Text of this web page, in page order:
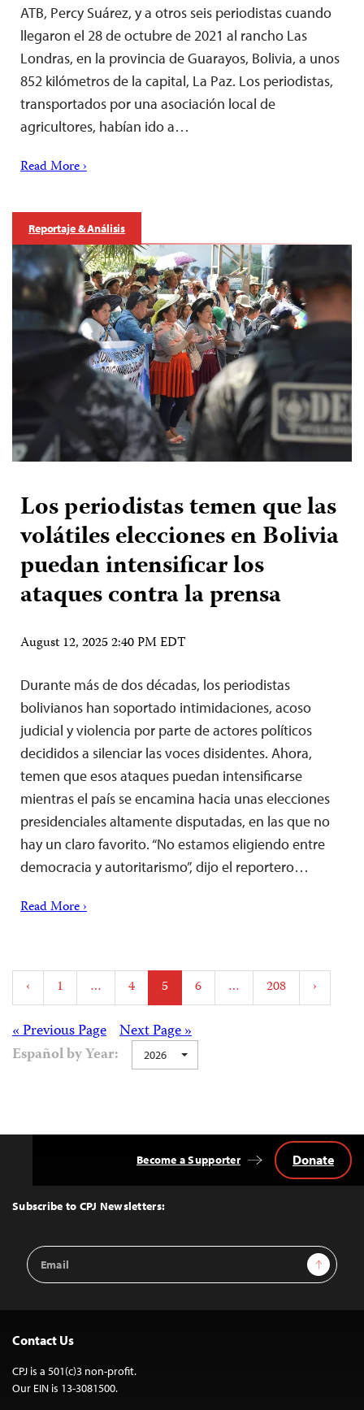
ATB, Percy Suárez, y a otros seis periodistas cuando
llegaron el 28 de octubre de 2021 al rancho Las
Londras, en la provincia de Guarayos, Bolivia, a unos
852 kilómetros de la capital, La Paz. Los periodistas,
transportados por una asociación local de
agricultores, habían ido a…
Read More ›
Reportaje & Análisis
Los periodistas temen que las
volátiles elecciones en Bolivia
puedan intensificar los
ataques contra la prensa
August 12, 2025 2:40 PM EDT
Durante más de dos décadas, los periodistas
bolivianos han soportado intimidaciones, acoso
judicial y violencia por parte de actores políticos
decididos a silenciar las voces disidentes. Ahora,
temen que esos ataques puedan intensificarse
mientras el país se encamina hacia unas elecciones
presidenciales altamente disputadas, en las que no
hay un claro favorito. “No estamos eligiendo entre
democracia y autoritarismo”, dijo el reportero…
Read More ›
Posts
pagination
‹ 1 … 4 5 6 … 208 ›
Posts
navigation
Next Page »
« Previous Page
Español by Year:
2026
Top
Subscribe to CPJ Newsletters:
Email
Address
Sign Up
Become a Supporter Donate
Contact Us
CPJ is a 501(c)3 non-profit.
Our EIN is 13-3081500.